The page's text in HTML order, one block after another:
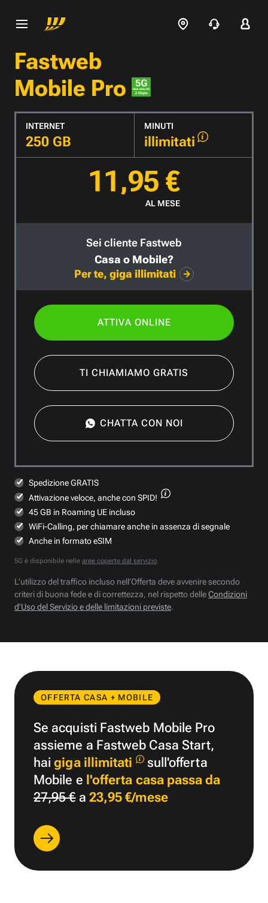
Fastweb
Mobile Pro
INTERNET
250 GB
MINUTI
illimitati
11,95 €
AL MESE
Sei cliente Fastweb
Casa o Mobile?
Per te, giga illimitati
ATTIVA ONLINE
TI CHIAMIAMO GRATIS
CHATTA CON NOI
Spedizione GRATIS
Attivazione veloce, anche con SPID!
45 GB in Roaming UE incluso
WiFi-Calling, per chiamare anche in assenza di segnale
Anche in formato eSIM
5G è disponibile nelle aree coperte dal servizio.
L’utilizzo del traffico incluso nell’Offerta deve avvenire secondo
criteri di buona fede e di correttezza, nel rispetto delleCondizioni
d’Uso del Servizio e delle limitazioni previste.
OFFERTA CASA + MOBILE
Se acquisti Fastweb Mobile Pro
assieme a Fastweb Casa Start,
haigiga illimitati
sull'offerta
Mobile e l'offerta casa passa da
27,95 €a 23,95 €/mese